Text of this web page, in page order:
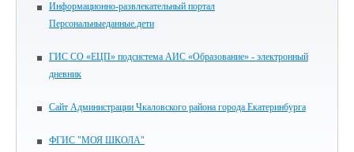
Информационно-развлекательный портал
Персональныеданные.дети
ГИС СО «ЕЦП» подсистема АИС «Образование» - электронный
дневник
Сайт Администрации Чкаловского района города Екатеринбурга
ФГИС "МОЯ ШКОЛА"